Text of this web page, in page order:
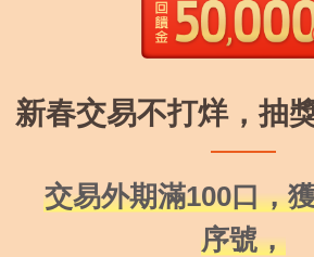
新春交易不打烊，抽
交易外期滿100口，
序號，